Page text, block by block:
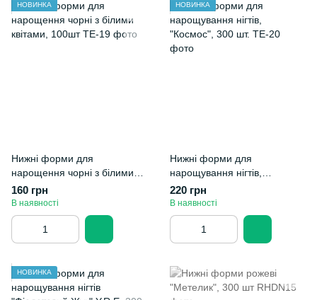
НОВИНКА
Нижні форми для
нарощення чорні з білими
квітами, 100шт
160 грн
В наявності
НОВИНКА
Нижні форми для
нарощування нігтів,
"Космос", 300 шт.
220 грн
В наявності
НОВИНКА